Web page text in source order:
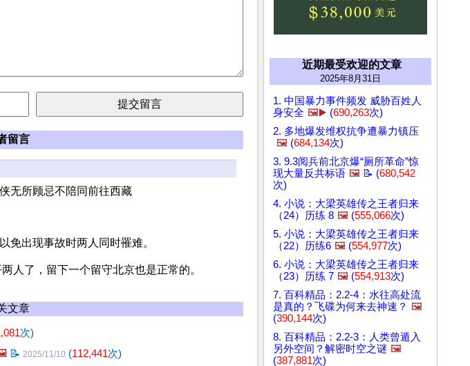
留言
无所顾忌不陪同前往西藏
免出现事故时两人同时罹难。
人了，留下一个留守北京也是正常的。
文章
次)
📝 2025/11/10 (112,441次)
近期最受欢迎的文章
2025年8月31日
1. 中国暴力事件频发 威胁百姓人
身安全 🖼️▶️ (690,263次)
2. 多地爆发维权抗争遭暴力镇压
🖼️ (684,134次)
3. 9.3阅兵前北京爆“厕所革命”惊
现大量反共标语 🖼️ 📝 (680,542
次)
4. 小说：大梁英雄传之王者归来
（24）历练 8 🖼️ (555,066次)
5. 小说：大梁英雄传之王者归来
（22）历练6 🖼️ (554,977次)
6. 小说：大梁英雄传之王者归来
（23）历练 7 🖼️ (554,913次)
7. 百科精品：2.2-4：水往高处流
是真的？飞碟为何来去神速？ 🖼️
(390,144次)
8. 百科精品：2.2-3：人类曾遁入
另外空间？解密时空之谜 🖼️
(387,881次)